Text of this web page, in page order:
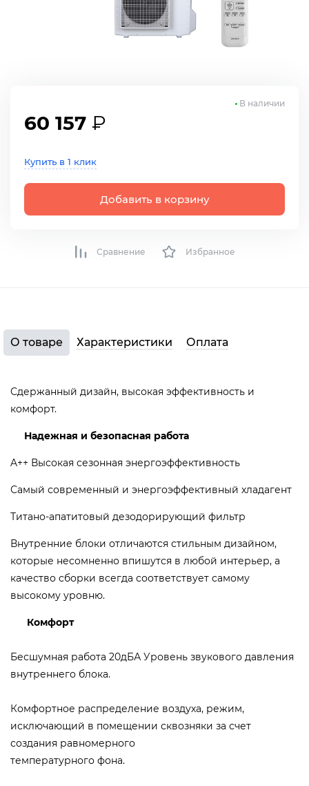
60 157 ₽
Купить в 1 клик
Добавить в корзину
В наличии
Сравнение Избранное
О товаре Характеристики Оплата
Сдержанный дизайн, высокая эффективность и
комфорт.
Надежная и безопасная работа
A++ Высокая сезонная энергоэффективность
Самый современный и энергоэффективный хладагент
Титано­-апатитовый дезодорирующий фильтр
Внутренние блоки отличаются стильным дизайном,
которые несомненно впишутся в любой интерьер, а
качество сборки всегда соответствует самому
высокому уровню.
Комфорт
Бесшумная работа 20дБА Уровень звукового давления
внутреннего блока.
Комфортное распределение воздуха, режим,
исключающий в помещении сквозняки за счет
создания равномерного
температурного фона.